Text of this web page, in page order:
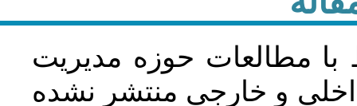
با مطالعات حوزه مديريت
و خارجی منتشر نشده